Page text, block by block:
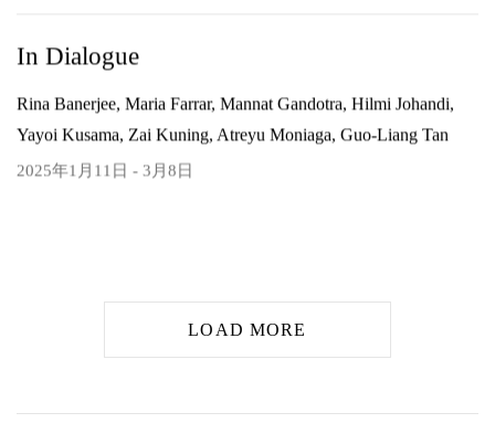
In Dialogue
Rina Banerjee, Maria Farrar, Mannat Gandotra, Hilmi Johandi,
Yayoi Kusama, Zai Kuning, Atreyu Moniaga, Guo-Liang Tan
2025年1月11日 - 3月8日
LOAD MORE